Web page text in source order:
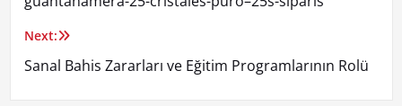
gezinmesi
Next:
Sanal Bahis Zararları ve Eğitim Programlarının Rolü